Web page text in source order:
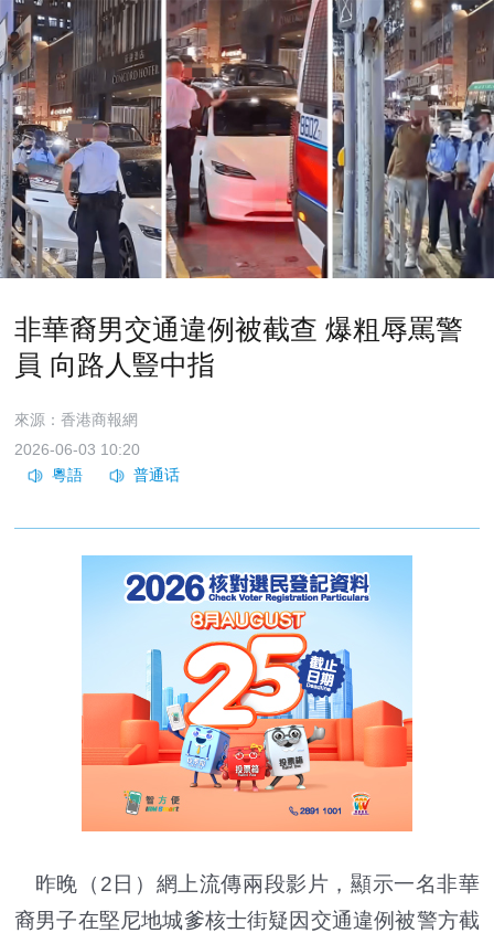
非華裔男交通違例被截查 爆粗辱罵警
員 向路人豎中指
來源：香港商報網
2026-06-03 10:20
昨晚（2日）網上流傳兩段影片，顯示一名非華
裔男子在堅尼地城爹核士街疑因交通違例被警方截